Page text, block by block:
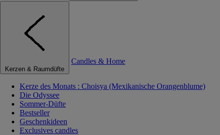
Kerzen & Raumdüfte
Candles & Home
Kerze des Monats : Choisya (Mexikanische Orangenblume)
Die Odyssee
Sommer-Düfte
Bestseller
Geschenkideen
Exclusives candles